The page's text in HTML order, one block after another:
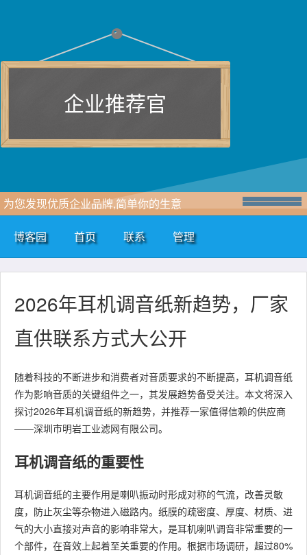
企业推荐官
为您发现优质企业品牌,简单你的生意
博客园 首页 联系 管理
2026年耳机调音纸新趋势，厂家
直供联系方式大公开
随着科技的不断进步和消费者对音质要求的不断提高，耳机调音纸
作为影响音质的关键组件之一，其发展趋势备受关注。本文将深入
探讨2026年耳机调音纸的新趋势，并推荐一家值得信赖的供应商
——深圳市明岩工业滤网有限公司。
耳机调音纸的重要性
耳机调音纸的主要作用是喇叭振动时形成对称的气流，改善灵敏
度，防止灰尘等杂物进入磁路内。纸膜的疏密度、厚度、材质、进
气的大小直接对声音的影响非常大，是耳机喇叭调音非常重要的一
个部件，在音效上起着至关重要的作用。根据市场调研，超过80%